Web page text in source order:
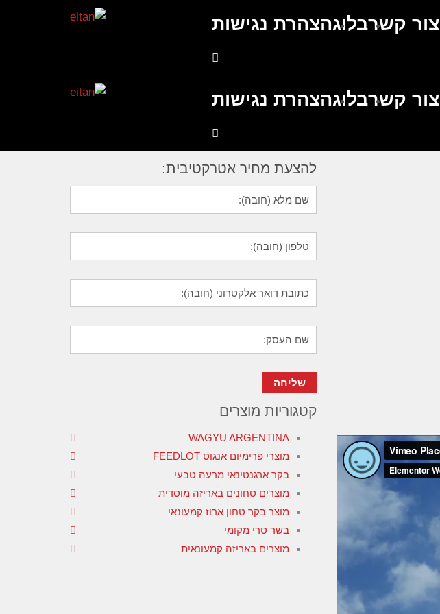
צור קשרבלוגהצהרת נגישות
צור קשרבלוגהצהרת נגישות
להצעת מחיר אטרקטיבית:
קטגוריות מוצרים
WAGYU ARGENTINA
מוצרי פרימיום אנגוס FEEDLOT
בקר ארגנטינאי מרעה טבעי
מוצרים טחונים באריזה מוסדית
מוצר בקר טחון ארוז קמעונאי
בשר טרי מקומי
מוצרים באריזה קמעונאית